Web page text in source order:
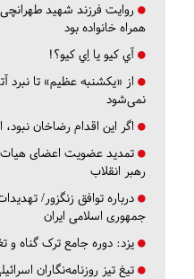
روایت فرزند شهید
همراه خانواده بود
آي كيو يا اِي كيو؟!
از «یکشنبه عظیم» تا نبرد
نمی‌شود
اگر این اقدام رضاخان نبود،
تمدید عضویت اعضای
رهبر انقلاب
درباره توافق زنگزور/
جمهوری اسلامی ایران
یزد: دوره جامع ترک گناه و
تیغ تیز روزنامه‌نگاران